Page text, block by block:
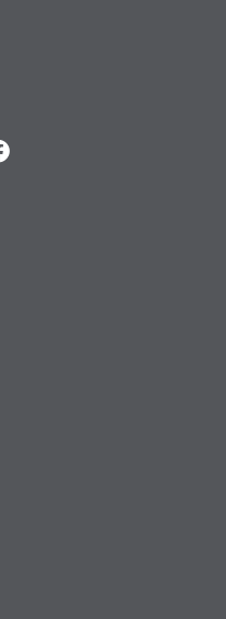
sich an der Website
anonym.
zu verstehen, wie
nutzen.